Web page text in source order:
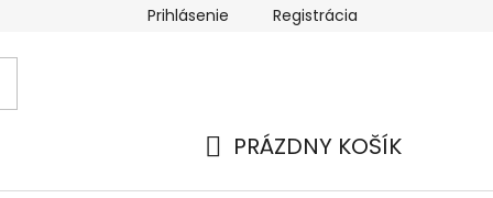
Výmena tovaru Odstúpenie od
Prihlásenie Registrácia
PRÁZDNY KOŠÍK